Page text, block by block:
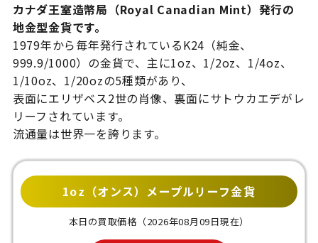
カナダ王室造幣局（Royal Canadian Mint）発行の
地金型金貨です。
1979年から毎年発行されているK24（純金、
999.9/1000）の金貨で、主に1oz、1/2oz、1/4oz、
1/10oz、1/20ozの5種類があり、
表面にエリザベス2世の肖像、裏面にサトウカエデがレ
リーフされています。
流通量は世界一を誇ります。
1oz（オンス）メープルリーフ金貨
本日の買取価格 （2026年08月09日現在）